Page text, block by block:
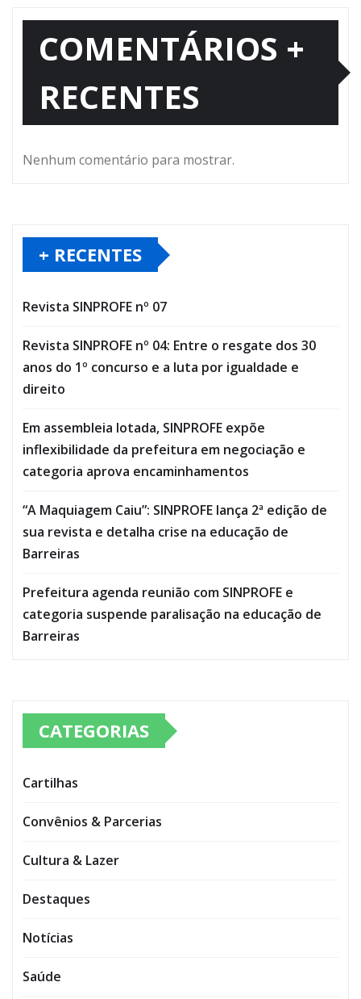
COMENTÁRIOS +
RECENTES
Nenhum comentário para mostrar.
+ RECENTES
Revista SINPROFE nº 07
Revista SINPROFE nº 04: Entre o resgate dos 30
anos do 1º concurso e a luta por igualdade e
direito
Em assembleia lotada, SINPROFE expõe
inflexibilidade da prefeitura em negociação e
categoria aprova encaminhamentos
“A Maquiagem Caiu”: SINPROFE lança 2ª edição de
sua revista e detalha crise na educação de
Barreiras
Prefeitura agenda reunião com SINPROFE e
categoria suspende paralisação na educação de
Barreiras
CATEGORIAS
Cartilhas
Convênios & Parcerias
Cultura & Lazer
Destaques
Notícias
Saúde